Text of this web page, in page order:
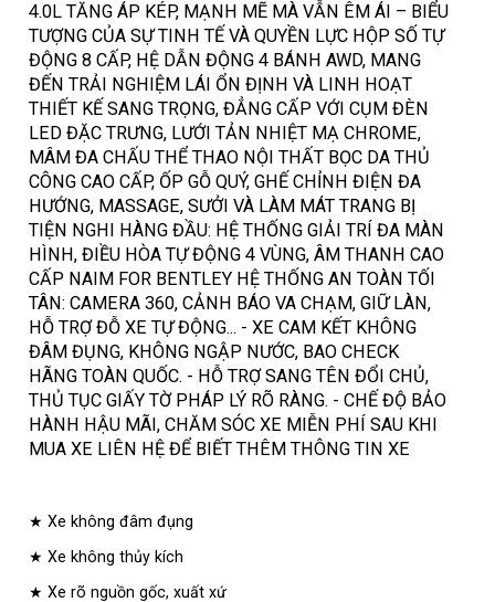
4.0L TĂNG ÁP KÉP, MẠNH MẼ MÀ VẪN ÊM ÁI – BIỂU
TƯỢNG CỦA SỰ TINH TẾ VÀ QUYỀN LỰC HỘP SỐ TỰ
ĐỘNG 8 CẤP, HỆ DẪN ĐỘNG 4 BÁNH AWD, MANG
ĐẾN TRẢI NGHIỆM LÁI ỔN ĐỊNH VÀ LINH HOẠT
THIẾT KẾ SANG TRỌNG, ĐẲNG CẤP VỚI CỤM ĐÈN
LED ĐẶC TRƯNG, LƯỚI TẢN NHIỆT MẠ CHROME,
MÂM ĐA CHẤU THỂ THAO NỘI THẤT BỌC DA THỦ
CÔNG CAO CẤP, ỐP GỖ QUÝ, GHẾ CHỈNH ĐIỆN ĐA
HƯỚNG, MASSAGE, SƯỞI VÀ LÀM MÁT TRANG BỊ
TIỆN NGHI HÀNG ĐẦU: HỆ THỐNG GIẢI TRÍ ĐA MÀN
HÌNH, ĐIỀU HÒA TỰ ĐỘNG 4 VÙNG, ÂM THANH CAO
CẤP NAIM FOR BENTLEY HỆ THỐNG AN TOÀN TỐI
TÂN: CAMERA 360, CẢNH BÁO VA CHẠM, GIỮ LÀN,
HỖ TRỢ ĐỖ XE TỰ ĐỘNG... - XE CAM KẾT KHÔNG
ĐÂM ĐỤNG, KHÔNG NGẬP NƯỚC, BAO CHECK
HÃNG TOÀN QUỐC. - HỖ TRỢ SANG TÊN ĐỔI CHỦ,
THỦ TỤC GIẤY TỜ PHÁP LÝ RÕ RÀNG. - CHẾ ĐỘ BẢO
HÀNH HẬU MÃI, CHĂM SÓC XE MIỄN PHÍ SAU KHI
MUA XE LIÊN HỆ ĐỂ BIẾT THÊM THÔNG TIN XE
★ Xe không đâm đụng
★ Xe không thủy kích
★ Xe rõ nguồn gốc, xuất xứ